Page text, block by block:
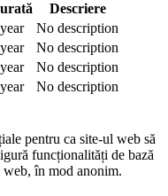
Descriere
No description
No description
No description
No description
pentru ca site-ul web să
funcționalități de bază
web, în mod anonim.